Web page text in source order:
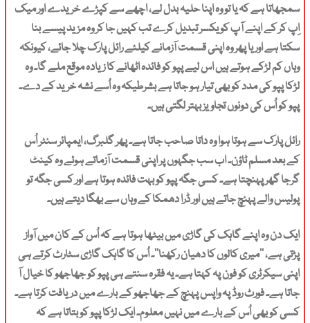
سمجھاتا ہے کہ یا تو وہ اپنا حلیہ بدل لے، اچھے سے کپڑے خریدے اور میک
اِپ کر کے اپنے آپ کو یکسر تبدیل کرے تب کہیں جا کر وہ مزید پیسے بنا
سکتا ہے اور یا پھر وہ اپنی قسمت آزمانے کیلئے رائل پارک چلا جائے، کیونکہ
وہاں کم لڑکے ہوتے ہیں اس لیے پپو کو فائدہ اٹھانے کا زیادہ موقع ملے گا۔ وہ
لڑکا پپو کی مدد کو بھی تیار ہو جاتا ہے بشرطیکہ وہ اُسے نشہ خرید کے دے۔
پپو کو اُس کی دونوں تجاویز بہتر لگتی ہیں۔
رائل پارک سے ہوتا ہوا وہ داتا صاحب جاتا ہے۔ پھر گلبرگ، ایمپائر سنٹر اُس
کے بعد مسلم ٹاؤن۔ اب سب جگہوں پر اپنی قسمت آزماتے ہوئے وہ کینٹ
گرجا گھر پہنچتا ہے۔ کسی جگہ پپو کو بہت فائدہ ہوتا ہے اور کسی جگہ تو
پولیس والے پہنچ جاتے ہیں اور ڈرا دھمکا کے وہاں سے بھگا دیتے ہیں۔
ایک دن وہ اپنے گاہک کی گاڑی میں بیٹھا ہوتا ہے کہ اُس کے کان میں آواز
پڑتی ہے، ’’میری کالوں کا دھیان رکھنا‘‘۔ اُس کا گاہک گاڑی سٹارٹ کرتے ہی
اپنی سیکرٹری کو فون پہ کہتا ہے۔ یہ فقرہ سنتے ہی پپو کو جھاجھو کا خیال آ
جاتا ہے۔ فورٹ روڈ پہ واپس پہنچ کے جھاجھو کے بارے میں دریافت کرتا ہے۔
کسی کو بھی اُس کے بارے میں نہیں معلوم۔ ایک لڑکا پپو کو بتاتا ہے کہ